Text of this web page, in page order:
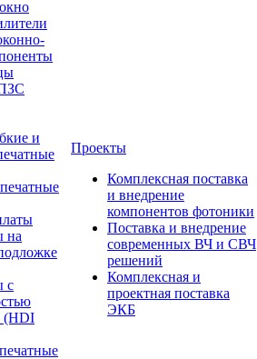
и
на
с
(HDI
Проекты
Комплексная поставка
и внедрение
компонентов фотоники
Поставка и внедрение
современных ВЧ и СВЧ
решений
Комплексная и
проектная поставка
ЭКБ